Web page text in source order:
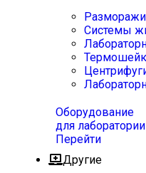
Системы
Оборудование
для лаборатории
Перейти
Другие